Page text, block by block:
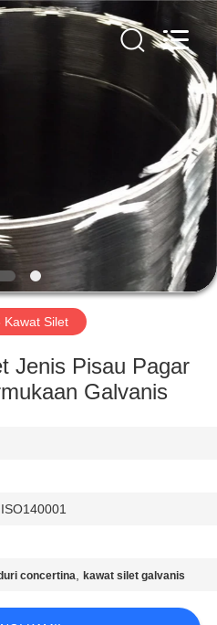
Kawat Silet
Jenis Pisau Pagar
Galvanis
concertina,kawat silet galvanis